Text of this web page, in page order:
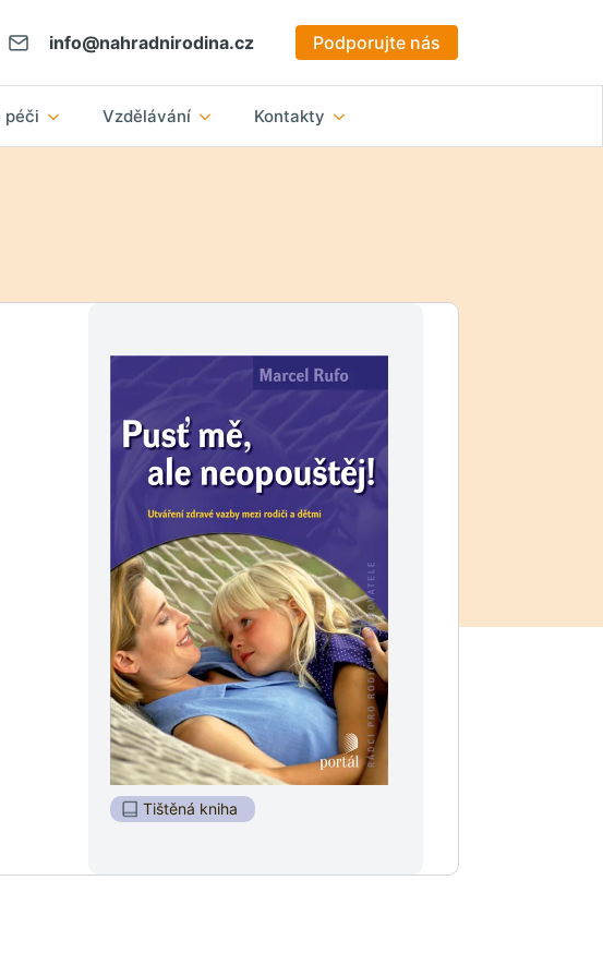
info@nahradnirodina.cz Podporujte nás
péči Vzdělávání Kontakty
Tištěná kniha